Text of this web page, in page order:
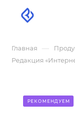
Главная —
Редакция
РЕКОМЕНДУЕМ